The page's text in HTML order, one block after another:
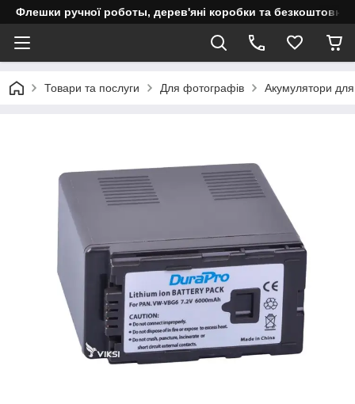
Флешки ручної роботы, дерев'яні коробки та безкоштовне
Товари та послуги Для фотографів Акумулятори